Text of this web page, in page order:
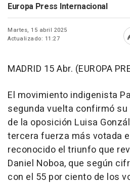
Europa Press Internacional
Martes, 15 abril 2025
Actualizado: 11:27
MADRID 15 Abr. (EUROPA
El movimiento indigenista
segunda vuelta confirmó
de la oposición Luisa
tercera fuerza más votada
reconocido el triunfo que
Daniel Noboa, que según
con el 55 por ciento de los